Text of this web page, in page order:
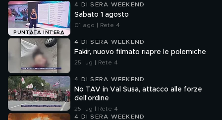
PUNTATA INTERA
4 DI SERA WEEKEND
Sabato 1 agosto
01 ago | Rete 4
4 DI SERA WEEKEND
Fakir, nuovo filmato riapre le polemiche
25 lug | Rete 4
4 DI SERA WEEKEND
No TAV in Val Susa, attacco alle forze
dell'ordine
25 lug | Rete 4
4 DI SERA WEEKEND